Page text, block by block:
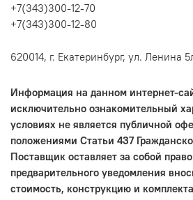
+7(343)300-12-70
+7(343)300-12-80
620014, г. Екатеринбург, ул. Ленина
Информация на данном интернет-
исключительно ознакомительный
условиях не является публичной
положениями Статьи 437
Поставщик оставляет за собой
предварительного уведомления
стоимость, конструкцию и